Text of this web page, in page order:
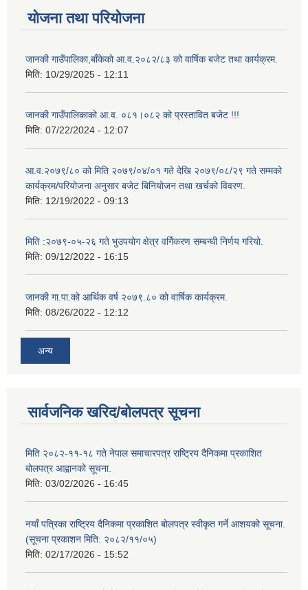
योजना तथा परियोजना
जानकी गाउँपालिका,बाँकेको आ.व.२०८२/८३ को वार्षिक बजेट तथा कार्यक्रम.
मिति: 10/29/2025 - 12:11
जानकी गाउँपालिकाको आ.व. ०८१।०८२ को प्रस्तावित बजेट !!!
मिति: 07/22/2024 - 12:07
आ.व.२०७९/८० को मिति २०७९/०४/०१ गते देखि २०७९/०८/२९ गते सम्मको
कार्यक्रम/परियोजना अनुसार बजेट बिनियोजन तथा खर्चको विवरण.
मिति: 12/19/2022 - 09:13
मिति :२०७९-०५-२६ गते भुउपयोग क्षेत्र वर्गिकरण सम्बन्धी निर्णय गरियो.
मिति: 09/12/2022 - 16:15
जानकी गा.पा.को आर्थिक वर्ष २०७९.८० को वार्षिक कार्यक्रम.
मिति: 08/26/2022 - 12:12
अन्य
सार्वजनिक खरिद/बोलपत्र सूचना
मिति २०८२-११-१८ गते नेपाल समाचारपत्र राष्ट्रिय दैनिकमा प्रकाशित
बोलपत्र आह्वानको सूचना.
मिति: 03/02/2026 - 16:45
नयाँ पत्रिका राष्ट्रिय दैनिकमा प्रकाशित बोलपत्र स्वीकृत गर्ने आशयको सूचना.
(सूचना प्रकाशन मिति: २०८२/११/०५)
मिति: 02/17/2026 - 15:52